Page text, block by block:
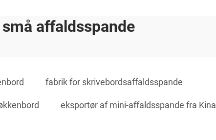
affaldsspande
fabrik for skrivebordsaffaldsspande
eksportør af mini-affaldsspande fra Kina